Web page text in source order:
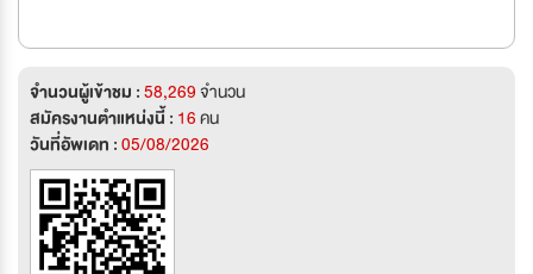
จำนวนผู้เข้าชม :58,269จำนวน
สมัครงานตำแหน่งนี้ : 16คน
วันที่อัพเดท :05/08/2026